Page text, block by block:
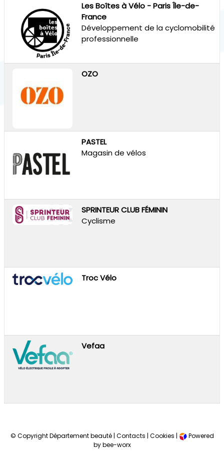
Les Boîtes à Vélo - Paris Île-de-
France
Développement de la cyclomobilité
professionnelle
OZO
PASTEL
Magasin de vélos
SPRINTEUR CLUB FÉMININ
Cyclisme
Troc Vélo
Vefaa
© Copyright Département beauté | Contacts | Cookies |
Powered
by bee-worx